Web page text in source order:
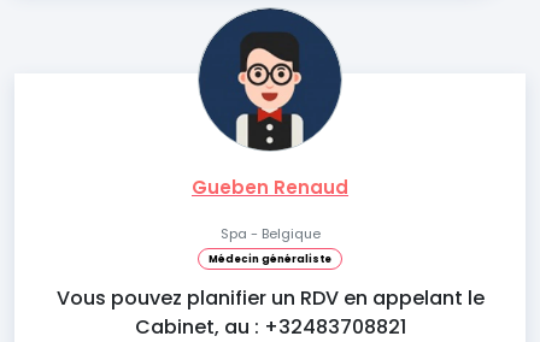
Gueben Renaud
Spa - Belgique
Médecin généraliste
Vous pouvez planifier un RDV en appelant le
Cabinet, au : +32483708821